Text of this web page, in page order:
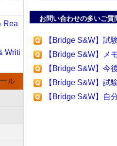
Rea
Writi
ル
お問い合わせの多いご質
【Bridge S&W】試
【Bridge S&W】メ
【Bridge S&W】今
【Bridge S&W】試
【Bridge S&W】自